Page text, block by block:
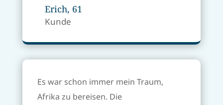
vielen Ebenen
auch entspannt, aber alle haben sich
Einschnitt ist auch mental
herausfordernd. Kurz gesagt: Es hat
Erich, 61
Kunde
Es war schon immer mein Traum,
Afrika zu bereisen. Die